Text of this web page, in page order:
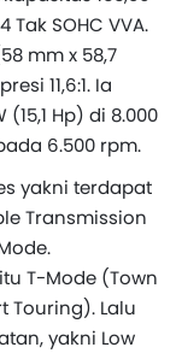
SOHC VVA.
mm x 58,7
11,6:1. Ia
Hp) di 8.000
6.500 rpm.
yakni terdapat
Transmission
T-Mode (Town
Touring). Lalu
yakni Low